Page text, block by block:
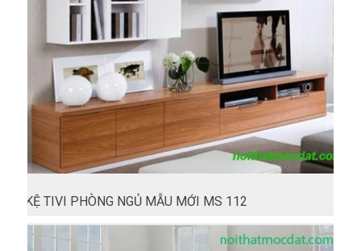
KỆ TIVI PHÒNG NGỦ MẪU MỚI MS 112